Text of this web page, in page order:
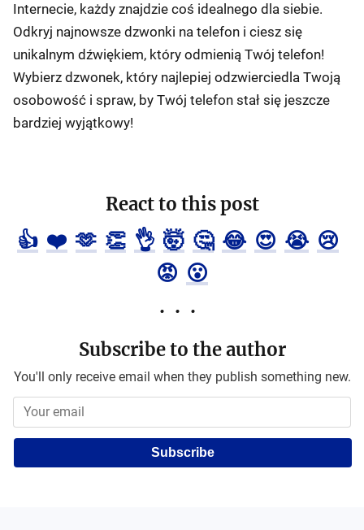
Internecie, każdy znajdzie coś idealnego dla siebie.
Odkryj najnowsze dzwonki na telefon i ciesz się
unikalnym dźwiękiem, który odmienią Twój telefon!
Wybierz dzwonek, który najlepiej odzwierciedla Twoją
osobowość i spraw, by Twój telefon stał się jeszcze
bardziej wyjątkowy!
React to this post
👍 ❤️ 🫶 👏 👌 🤯 🤔 😂 😍 😭 😢
😡 😮
Subscribe to the author
You'll only receive email when they publish something new.
Subscribe